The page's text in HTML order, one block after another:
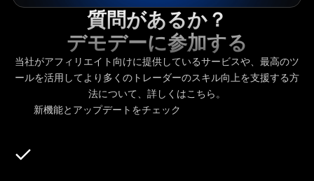
質問があるか？
デモデーに参加する
当社がアフィリエイト向けに提供しているサービスや、最高のツ
ールを活用してより多くのトレーダーのスキル向上を支援する方
法について、詳しくはこちら。
新機能とアップデートをチェック